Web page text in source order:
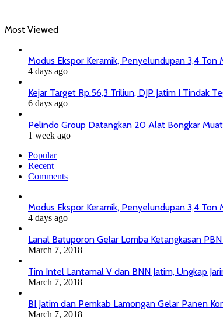
Most Viewed
Modus Ekspor Keramik, Penyelundupan 3,4 Ton
4 days ago
Kejar Target Rp.56,3 Triliun, DJP Jatim I Tindak
6 days ago
Pelindo Group Datangkan 20 Alat Bongkar Muat
1 week ago
Popular
Recent
Comments
Modus Ekspor Keramik, Penyelundupan 3,4 Ton
4 days ago
Lanal Batuporon Gelar Lomba Ketangkasan
March 7, 2018
Tim Intel Lantamal V dan BNN Jatim, Ungkap
March 7, 2018
BI Jatim dan Pemkab Lamongan Gelar Panen
March 7, 2018